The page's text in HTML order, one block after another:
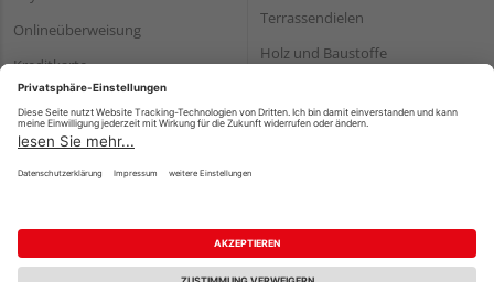
Onlineüberweisung
Kreditkarte
Rechnung*
*Bonität vorausgesetzt
Terrassendielen
Holz und Baustoffe
Impressum Datenschutz AGB
Barrierefreiheitserklärung
Vertrag widerrufen